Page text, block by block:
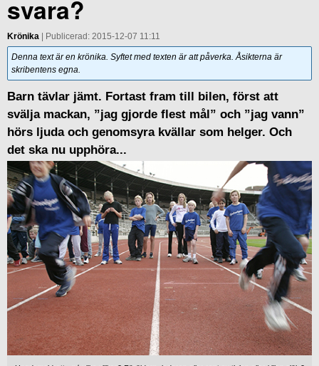
svara?
Krönika | Publicerad: 2015-12-07 11:11
Denna text är en krönika. Syftet med texten är att påverka. Åsikterna är
skribentens egna.
Barn tävlar jämt. Fortast fram till bilen, först att
svälja mackan, ”jag gjorde flest mål” och ”jag vann”
hörs ljuda och genomsyra kvällar som helger. Och
det ska nu upphöra...